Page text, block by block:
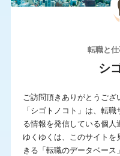
年収UP率が高い
海外の求人もあり
非公開求人が豊富
この条件
転職と
シ
ご訪問頂きありがとうござ
「シゴトノコト」は、転
る情報を発信している個人
ゆくゆくは、このサイトを
きる「転職のデータベース